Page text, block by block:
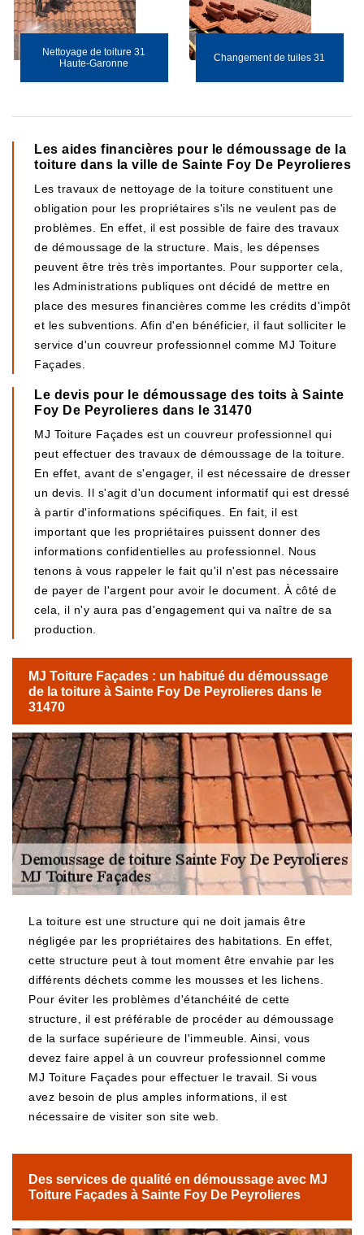
Nettoyage de toiture 31
Haute-Garonne
Changement de tuiles 31
Les aides financières pour le démoussage de la
toiture dans la ville de Sainte Foy De Peyrolieres
Les travaux de nettoyage de la toiture constituent une
obligation pour les propriétaires s'ils ne veulent pas de
problèmes. En effet, il est possible de faire des travaux
de démoussage de la structure. Mais, les dépenses
peuvent être très très importantes. Pour supporter cela,
les Administrations publiques ont décidé de mettre en
place des mesures financières comme les crédits d'impôt
et les subventions. Afin d'en bénéficier, il faut solliciter le
service d'un couvreur professionnel comme MJ Toiture
Façades.
Le devis pour le démoussage des toits à Sainte
Foy De Peyrolieres dans le 31470
MJ Toiture Façades est un couvreur professionnel qui
peut effectuer des travaux de démoussage de la toiture.
En effet, avant de s'engager, il est nécessaire de dresser
un devis. Il s'agit d'un document informatif qui est dressé
à partir d'informations spécifiques. En fait, il est
important que les propriétaires puissent donner des
informations confidentielles au professionnel. Nous
tenons à vous rappeler le fait qu'il n'est pas nécessaire
de payer de l'argent pour avoir le document. À côté de
cela, il n'y aura pas d'engagement qui va naître de sa
production.
MJ Toiture Façades : un habitué du démoussage
de la toiture à Sainte Foy De Peyrolieres dans le
31470
La toiture est une structure qui ne doit jamais être
négligée par les propriétaires des habitations. En effet,
cette structure peut à tout moment être envahie par les
différents déchets comme les mousses et les lichens.
Pour éviter les problèmes d'étanchéité de cette
structure, il est préférable de procéder au démoussage
de la surface supérieure de l'immeuble. Ainsi, vous
devez faire appel à un couvreur professionnel comme
MJ Toiture Façades pour effectuer le travail. Si vous
avez besoin de plus amples informations, il est
nécessaire de visiter son site web.
Des services de qualité en démoussage avec MJ
Toiture Façades à Sainte Foy De Peyrolieres